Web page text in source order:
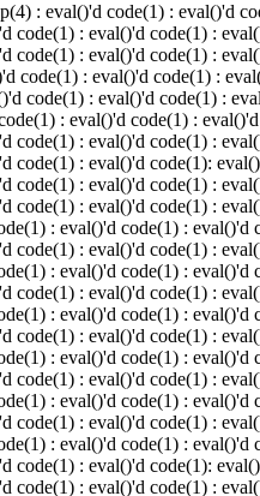
: eval()'d code(1) : eval()'d
code(1) : eval()'d code(1) :
code(1) : eval()'d code(1) :
code(1) : eval()'d code(1) :
code(1) : eval()'d code(1) :
: eval()'d code(1) :
code(1) : eval()'d code(1) :
code(1) : eval()'d code(1):
code(1) : eval()'d code(1) :
code(1) : eval()'d code(1) :
: eval()'d code(1) : eval()'d
code(1) : eval()'d code(1) :
: eval()'d code(1) : eval()'d
code(1) : eval()'d code(1) :
: eval()'d code(1) : eval()'d
code(1) : eval()'d code(1) :
: eval()'d code(1) : eval()'d
code(1) : eval()'d code(1) :
: eval()'d code(1) : eval()'d
code(1) : eval()'d code(1) :
: eval()'d code(1) : eval()'d
code(1) : eval()'d code(1):
code(1) : eval()'d code(1) :